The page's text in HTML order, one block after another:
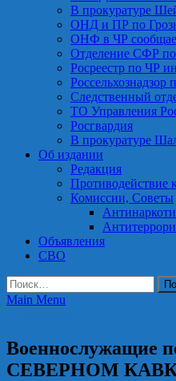
В прокуратуре
ОНД и ПР по
ОНФ в ЧР
Отделение СФР
Росреестр по ЧР
Следственный
ТО Управления
Росгвардия
В прокуратуре
Об издании
Редакция
Противодействие
Комиссии, Советы
Объявления
СВО
Найти:
Main Menu
СЕВЕРНОМ